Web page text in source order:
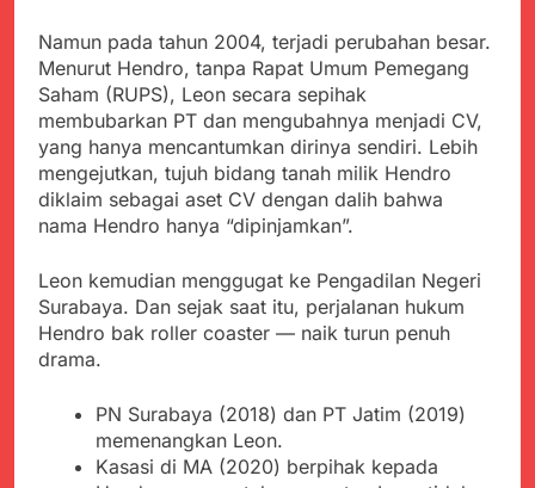
Cegah Stunting
Berangkatkan Empat
Korban Kebakaran KMP
Mutiara Sentosa 2 ke
Posko Pusat Tg. Perak
Surabaya
Agustus 5, 2026
SMA Negeri Nyalindung
Sukabumi Diduga
Lakukan Pungutan
melalui Komite Sekolah,
Disorot karena Dinilai
Bertentangan dengan
Edaran Disdik Jabar
Agustus 4, 2026
Ketua Umum FSP
Maritim Indonesia
Bantah Isu Mogok
Nasional TKBM: “Belum
Ada Keputusan Resmi”
Agustus 3, 2026
Menjelajahi Potensi
Alam dan Kehangatan
Desa Sukakersa
Agustus 3, 2026
Korban Tenggelam di
Perairan Giligenting
Ditemukan, Polisi
Prosedur
Namun pada tahun 2004, terjadi perubahan besar.
Menurut Hendro, tanpa Rapat Umum Pemegang
Saham (RUPS), Leon secara sepihak
membubarkan PT dan mengubahnya menjadi CV,
yang hanya mencantumkan dirinya sendiri. Lebih
mengejutkan, tujuh bidang tanah milik Hendro
diklaim sebagai aset CV dengan dalih bahwa
nama Hendro hanya “dipinjamkan”.
Leon kemudian menggugat ke Pengadilan Negeri
Surabaya. Dan sejak saat itu, perjalanan hukum
Hendro bak roller coaster — naik turun penuh
drama.
PN Surabaya (2018) dan PT Jatim (2019)
memenangkan Leon.
Kasasi di MA (2020) berpihak kepada